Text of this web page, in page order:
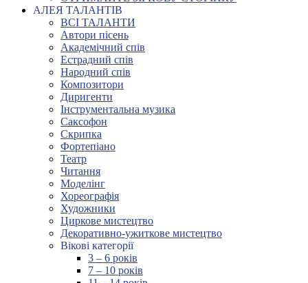
АЛЕЯ ТАЛАНТІВ
ВСІ ТАЛАНТИ
Автори пісень
Академічний спів
Естрадний спів
Народний спів
Композитори
Диригенти
Інструментальна музика
Саксофон
Скрипка
Фортепіано
Театр
Читання
Моделінг
Хореографія
Художники
Циркове мистецтво
Декоративно-ужиткове мистецтво
Вікові категорії
3 – 6 років
7 – 10 років